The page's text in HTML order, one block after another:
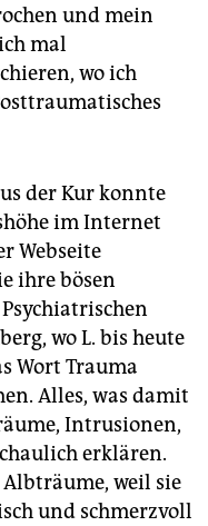
und mein
mal
wo ich
der Kur konnte
im Internet
Webseite
ihre bösen
wo L. bis heute
Wort Trauma
Alles, was damit
Intrusionen,
erklären.
weil sie
und schmerzvoll